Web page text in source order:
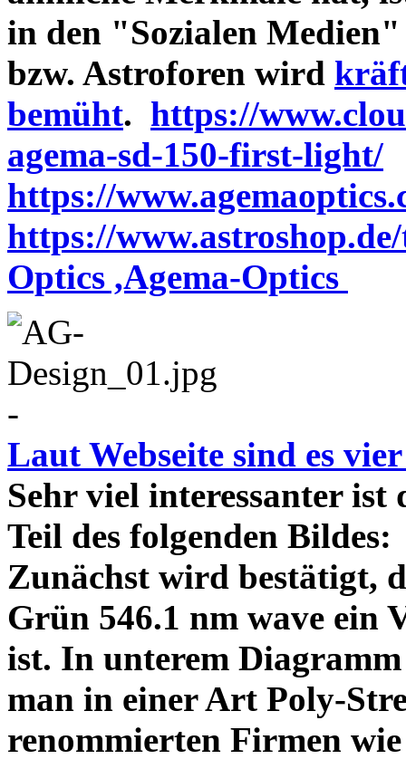
in den "Sozialen Medien"
bzw. Astroforen wird
bemüht. https://
agema-sd-150-first-light/
https://
https://
Optics ,Agema-Optics
-
Laut Webseite sind es
Sehr viel interessanter
Teil des folgenden
Zunächst wird bestätigt,
Grün 546.1 nm wave ein
ist. In unterem
man in einer Art Poly-
renommierten Firmen